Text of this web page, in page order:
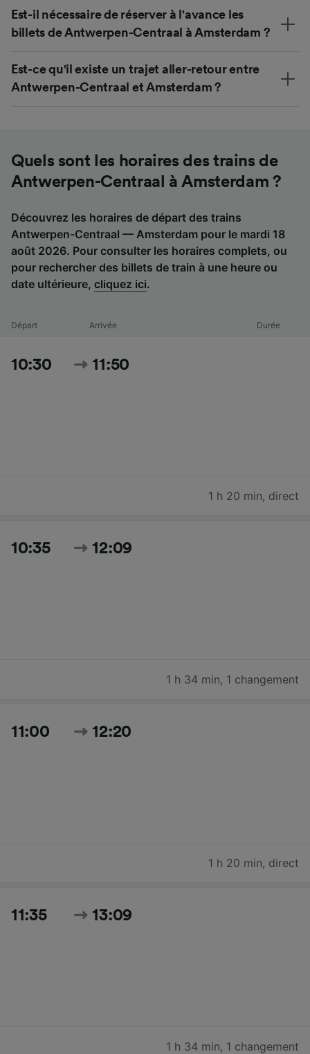
Est-il nécessaire de réserver à l'avance les
billets de Antwerpen-Centraal à Amsterdam ?
Est-ce qu'il existe un trajet aller-retour entre
Antwerpen-Centraal et Amsterdam ?
Quels sont les horaires des trains de
Antwerpen-Centraal à Amsterdam ?
Découvrez les horaires de départ des trains
Antwerpen-Centraal — Amsterdam pour le mardi 18
août 2026. Pour consulter les horaires complets, ou
pour rechercher des billets de train à une heure ou
date ultérieure, cliquez ici.
Départ Arrivée Durée
10:30 11:50
1 h 20 min, direct
10:35 12:09
1 h 34 min, 1 changement
11:00 12:20
1 h 20 min, direct
11:35 13:09
1 h 34 min, 1 changement